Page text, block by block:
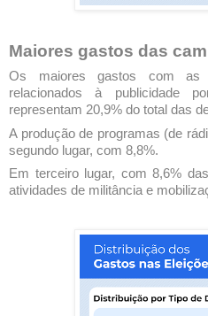
Maiores gastos das
Os maiores gastos com as
relacionados à publicidade
representam 20,9% do total das
A produção de programas (de
segundo lugar, com 8,8%.
Em terceiro lugar, com 8,6%
atividades de militância e